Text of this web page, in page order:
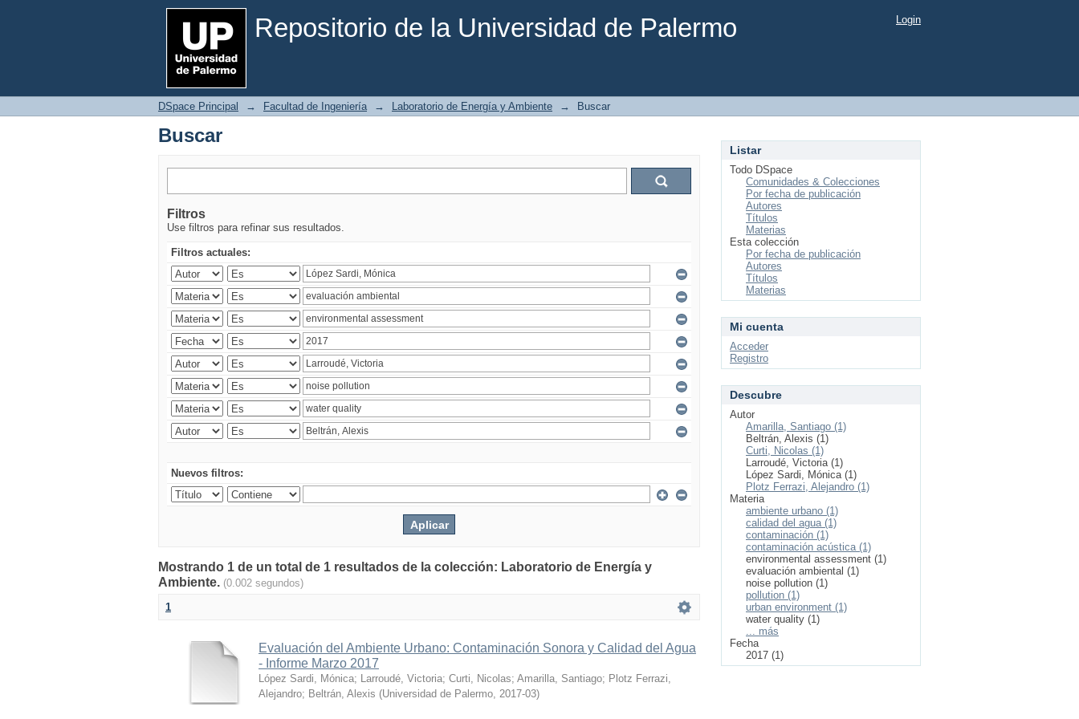
Repositorio de la Universidad de Palermo
Buscar Login
DSpace Principal → Facultad de Ingeniería → Laboratorio de Energía y Ambiente → Buscar
Buscar
Filtros
Use filtros para refinar sus resultados.
Filtros actuales:
Nuevos filtros:
Mostrando 1 de un total de 1 resultados de la colección: Laboratorio de Energía y
Ambiente. (0.002 segundos)
1
Evaluación del Ambiente Urbano: Contaminación Sonora y Calidad del Agua
- Informe Marzo 2017
López Sardi, Mónica; Larroudé, Victoria; Curti, Nicolas; Amarilla, Santiago; Plotz Ferrazi,
Alejandro; Beltrán, Alexis (Universidad de Palermo, 2017-03)
Listar
Todo DSpace
Comunidades & Colecciones
Por fecha de publicación
Autores
Títulos
Materias
Esta colección
Por fecha de publicación
Autores
Títulos
Materias
Mi cuenta
Acceder
Registro
Descubre
Autor
Amarilla, Santiago (1)
Beltrán, Alexis (1)
Curti, Nicolas (1)
Larroudé, Victoria (1)
López Sardi, Mónica (1)
Plotz Ferrazi, Alejandro (1)
Materia
ambiente urbano (1)
calidad del agua (1)
contaminación (1)
contaminación acústica (1)
environmental assessment (1)
evaluación ambiental (1)
noise pollution (1)
pollution (1)
urban environment (1)
water quality (1)
... más
Fecha
2017 (1)